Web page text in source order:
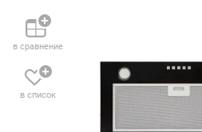
в сравнение
в список